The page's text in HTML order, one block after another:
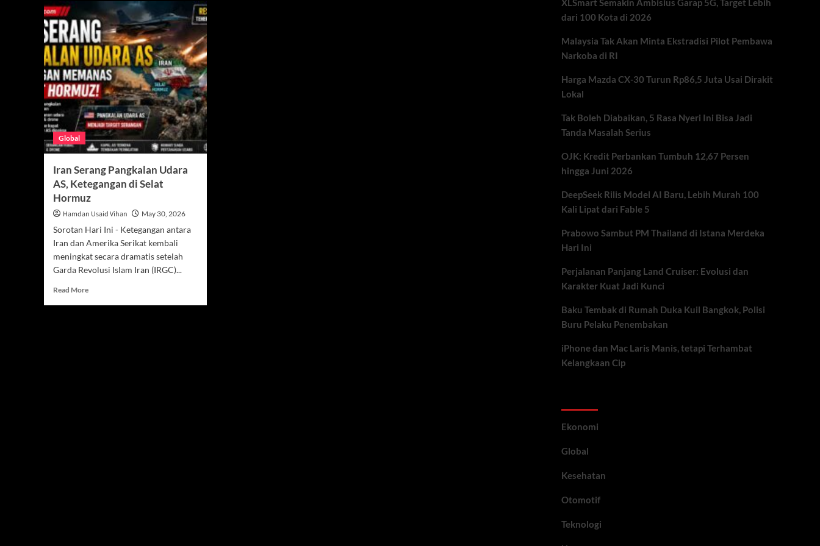
Global
Iran Serang Pangkalan Udara
AS, Ketegangan di Selat
Hormuz
Hamdan Usaid Vihan May 30, 2026
Sorotan Hari Ini - Ketegangan antara
Iran dan Amerika Serikat kembali
meningkat secara dramatis setelah
Garda Revolusi Islam Iran (IRGC)...
Read MoreRead
dari 100 Kota di 2026
Malaysia Tak Akan Minta Ekstradisi Pilot Pembawa
Narkoba di RI
Harga Mazda CX-30 Turun Rp86,5 Juta Usai Dirakit
Lokal
Tak Boleh Diabaikan, 5 Rasa Nyeri Ini Bisa Jadi
Tanda Masalah Serius
OJK: Kredit Perbankan Tumbuh 12,67 Persen
hingga Juni 2026
DeepSeek Rilis Model AI Baru, Lebih Murah 100
Kali Lipat dari Fable 5
Prabowo Sambut PM Thailand di Istana Merdeka
Hari Ini
Perjalanan Panjang Land Cruiser: Evolusi dan
Karakter Kuat Jadi Kunci
Baku Tembak di Rumah Duka Kuil Bangkok, Polisi
Buru Pelaku Penembakan
iPhone dan Mac Laris Manis, tetapi Terhambat
Kelangkaan Cip
Ekonomi
Global
Kesehatan
Otomotif
Teknologi